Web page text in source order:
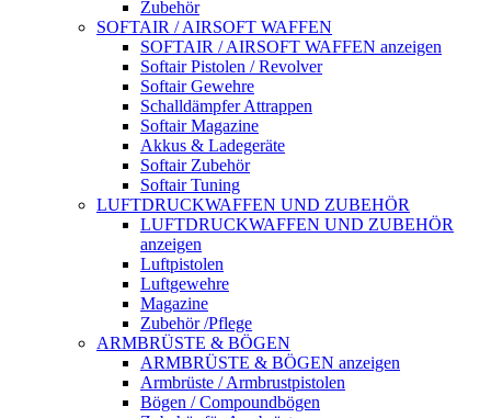
Zubehör
SOFTAIR / AIRSOFT WAFFEN
SOFTAIR / AIRSOFT WAFFEN anzeigen
Softair Pistolen / Revolver
Softair Gewehre
Schalldämpfer Attrappen
Softair Magazine
Akkus & Ladegeräte
Softair Zubehör
Softair Tuning
LUFTDRUCKWAFFEN UND ZUBEHÖR
LUFTDRUCKWAFFEN UND ZUBEHÖR
anzeigen
Luftpistolen
Luftgewehre
Magazine
Zubehör /Pflege
ARMBRÜSTE & BÖGEN
ARMBRÜSTE & BÖGEN anzeigen
Armbrüste / Armbrustpistolen
Bögen / Compoundbögen